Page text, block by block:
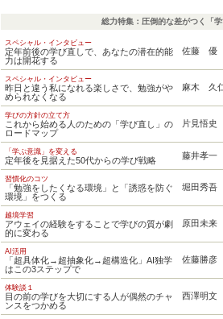
総力特集：圧倒的な差がつく「学
スペシャル・インタビュー
定年前後の学び直しで、あなたの潜在的能
力は開花する
佐藤 優
スペシャル・インタビュー
昨日と違う私になれる楽しさで、勉強がや
められなくなる
麻木 久
学びの方針の立て方
これから始める人のための「学び直し」の
ロードマップ
片見悟史
「学ぶ意識」を変える
定年後を見据えた50代からの学び戦略 藤井孝一
習慣化のコツ
「勉強をしたくなる環境」と「誘惑を防ぐ
環境」をつくる
堀田秀吾
越境学習
アウェイの経験をすることで学びの質が劇
的に変わる
原田未来
AI活用
「超具体化→超抽象化→超構造化」AI独学
はこの3ステップで
佐藤勝彦
体験談１
目の前の学びを大切にする人が偶然のチャ
ンスをつかめる
西澤明文